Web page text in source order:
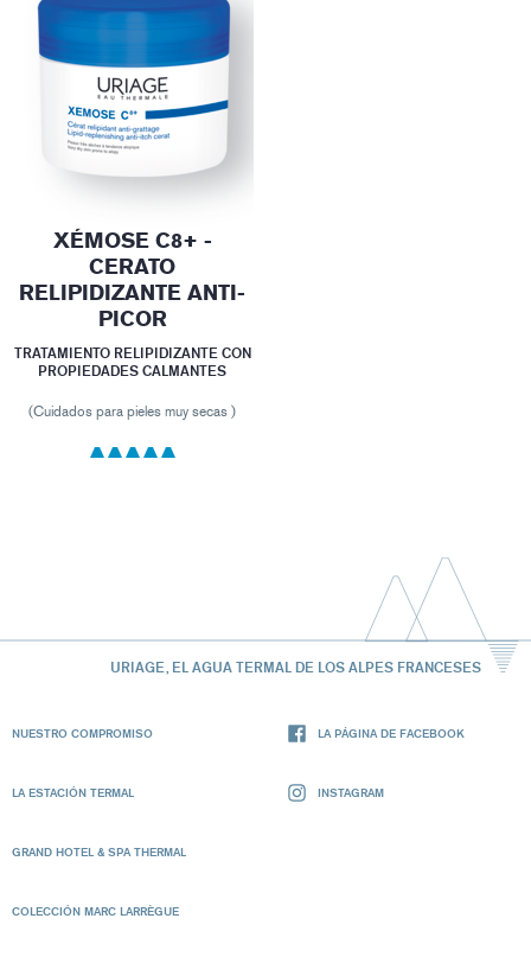
XÉMOSE C8+ -
CERATO
RELIPIDIZANTE ANTI-
PICOR
TRATAMIENTO RELIPIDIZANTE CON
PROPIEDADES CALMANTES
(Cuidados para pieles muy secas )
URIAGE, EL AGUA TERMAL DE LOS ALPES FRANCESES
NUESTRO COMPROMISO
LA ESTACIÓN TERMAL
GRAND HOTEL & SPA THERMAL
COLECCIÓN MARC LARRÈGUE
LA PÁGINA DE FACEBOOK
INSTAGRAM